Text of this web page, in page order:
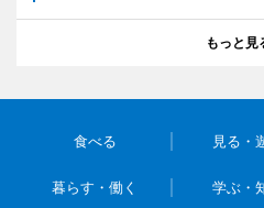
もっと見
食べる 見る・
暮らす・働く 学ぶ・